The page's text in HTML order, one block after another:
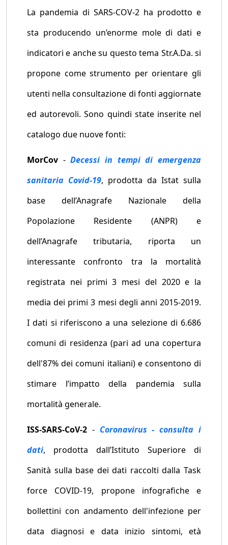
La pandemia di SARS-COV-2 ha prodotto e
sta producendo un’enorme mole di dati e
indicatori e anche su questo tema Str.A.Da. si
propone come strumento per orientare gli
utenti nella consultazione di fonti aggiornate
ed autorevoli. Sono quindi state inserite nel
catalogo due nuove fonti:
MorCov -Decessi in tempi di emergenza
sanitaria Covid-19, prodotta da Istat sulla
base dell’Anagrafe Nazionale della
Popolazione Residente (ANPR) e
dell’Anagrafe tributaria, riporta un
interessante confronto tra la mortalità
registrata nei primi 3 mesi del 2020 e la
media dei primi 3 mesi degli anni 2015-2019.
I dati si riferiscono a una selezione di 6.686
comuni di residenza (pari ad una copertura
dell'87% dei comuni italiani) e consentono di
stimare l’impatto della pandemia sulla
mortalità generale.
ISS-SARS-CoV-2 - Coronavirus - consulta i
dati, prodotta dall’Istituto Superiore di
Sanità sulla base dei dati raccolti dalla Task
force COVID-19, propone infografiche e
bollettini con andamento dell'infezione per
data diagnosi e data inizio sintomi, età